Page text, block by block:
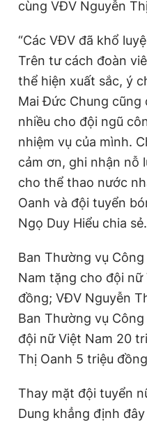
cùng VĐV Nguyễn
“Các VĐV đã khổ
Trên tư cách đoàn
thể hiện xuất sắc, ý
Mai Đức Chung cũng
nhiều cho đội ngũ
nhiệm vụ của mình.
cảm ơn, ghi nhận nỗ
cho thể thao nước
Oanh và đội tuyển
Ngọ Duy Hiểu chia sẻ.
Ban Thường vụ
Nam tặng cho đội
đồng; VĐV Nguyễn
Ban Thường vụ
đội nữ Việt Nam 20
Thị Oanh 5 triệu
Thay mặt đội tuyển
Dung khẳng định